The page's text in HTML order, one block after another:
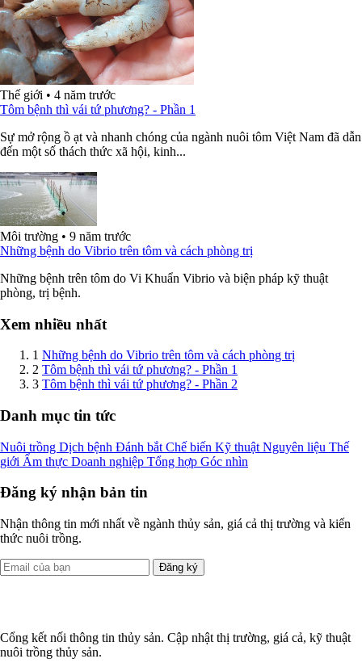
Thế giới • 4 năm trước
Tôm bệnh thì vái tứ phương? - Phần 1
Sự mở rộng ồ ạt và nhanh chóng của ngành nuôi tôm Việt Nam đã dẫn
đến một số thách thức xã hội, kinh...
Môi trường • 9 năm trước
Những bệnh do Vibrio trên tôm và cách phòng trị
Những bệnh trên tôm do Vi Khuẩn Vibrio và biện pháp kỹ thuật
phòng, trị bệnh.
Xem nhiều nhất
1 Những bệnh do Vibrio trên tôm và cách phòng trị
2 Tôm bệnh thì vái tứ phương? - Phần 1
3 Tôm bệnh thì vái tứ phương? - Phần 2
Danh mục tin tức
Nuôi trồng Dịch bệnh Đánh bắt Chế biến Kỹ thuật Nguyên liệu Thế
giới Ẩm thực Doanh nghiệp Tổng hợp Góc nhìn
Đăng ký nhận bản tin
Nhận thông tin mới nhất về ngành thủy sản, giá cả thị trường và kiến
thức nuôi trồng.
Đăng ký
Cổng kết nối thông tin thủy sản. Cập nhật thị trường, giá cả, kỹ thuật
nuôi trồng thủy sản.